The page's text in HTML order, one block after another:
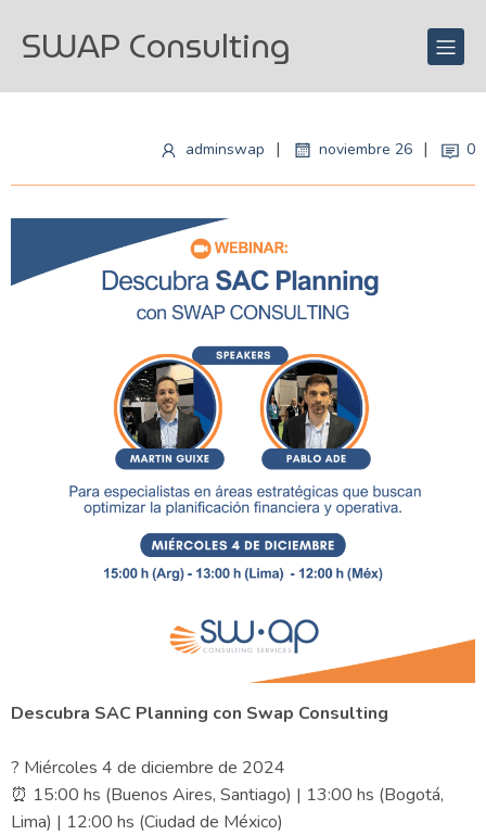
SWAP Consulting
adminswap | noviembre 26 | 0
Descubra SAC Planning con Swap Consulting
? Miércoles 4 de diciembre de 2024
⏰ 15:00 hs (Buenos Aires, Santiago) | 13:00 hs (Bogotá,
Lima) | 12:00 hs (Ciudad de México)